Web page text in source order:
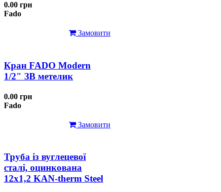
0.00 грн
Fado
Замовити
Кран FADO Modern
1/2" ЗВ метелик
0.00 грн
Fado
Замовити
Труба із вуглецевої
сталі, оцинкована
12x1,2 KAN-therm Steel